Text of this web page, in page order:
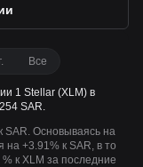
Все
1 Stellar (XLM) в
SAR.
SAR. Основываясь на
+3.91% к SAR, в то
к XLM за последние